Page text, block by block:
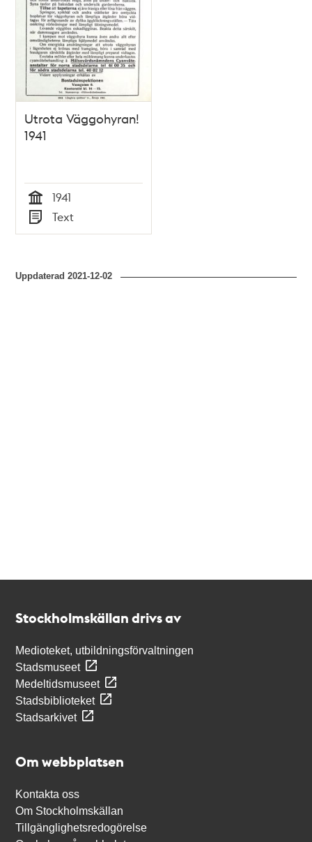
Utrota Väggohyran!
1941
Tid
1941
Typ
Text
Uppdaterad2021-12-02
Stockholmskällan drivs av
Medioteket, utbildningsförvaltningen
Stadsmuseet
Medeltidsmuseet
Stadsbiblioteket
Stadsarkivet
Om webbplatsen
Kontakta oss
Om Stockholmskällan
Tillgänglighetsredogörelse